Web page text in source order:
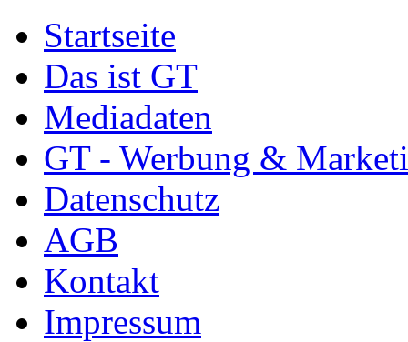
Startseite
Das ist GT
Mediadaten
GT - Werbung &
Datenschutz
AGB
Kontakt
Impressum